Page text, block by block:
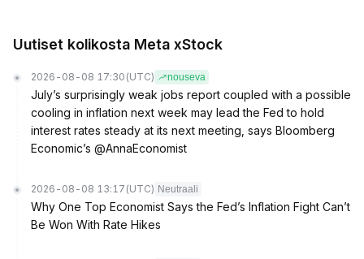
Uutiset kolikosta Meta xStock
2026-08-08 17:30 (UTC) nouseva
July’s surprisingly weak jobs report coupled with a possible
cooling in inflation next week may lead the Fed to hold
interest rates steady at its next meeting, says Bloomberg
Economic’s @AnnaEconomist
2026-08-08 13:17 (UTC) Neutraali
Why One Top Economist Says the Fed’s Inflation Fight Can’t
Be Won With Rate Hikes